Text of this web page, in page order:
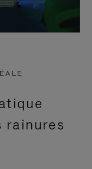
rainures